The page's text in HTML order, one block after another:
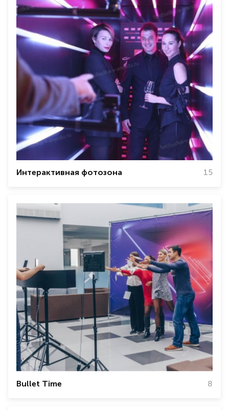
Интерактивная фотозона 15
Bullet Time 8